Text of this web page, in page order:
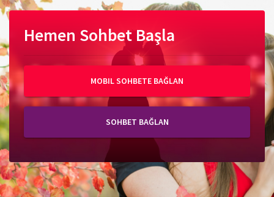
Hemen Sohbet Başla
MOBIL SOHBETE BAĞLAN
SOHBET BAĞLAN